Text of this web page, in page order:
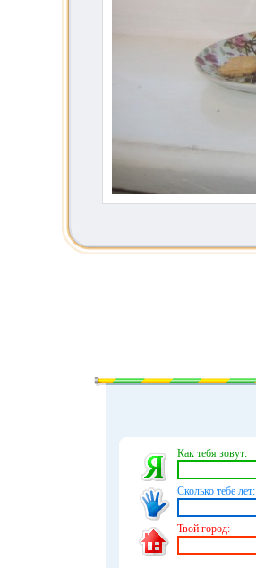
Как тебя зовут:
Сколько тебе лет:
Твой город: